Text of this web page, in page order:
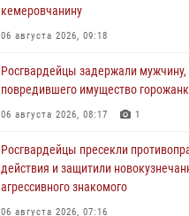
кемеровчанину
06 августа 2026, 09:18
Росгвардейцы задержали мужчину,
повредившего имущество
06 августа 2026, 08:17 1
Росгвардейцы пресекли
действия и защитили
агрессивного знакомого
06 августа 2026, 07:16